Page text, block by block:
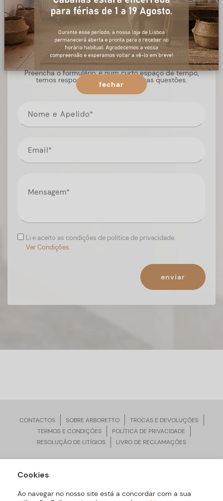
+ informações
Preencha o formulário, e num curto espaço de tempo,
temos respostas para todas as suas questões.
Li e aceito as condições de política de privacidade.
Ver Condições.
enviar
CONTACTOS SOBRE ARBORETTO
TROCAS E DEVOLUÇÕES
TERMOS E CONDIÇÕES
POLÍTICA DE PRIVACIDADE
RESOLUÇÃO DE LITÍGIOS
LIVRO DE RECLAMAÇÕES
ARBORETTO © Todos os Direitos Reservados | Desenvolvido por
Cookies
Ao navegar no nosso site está a concordar com a sua
fechar